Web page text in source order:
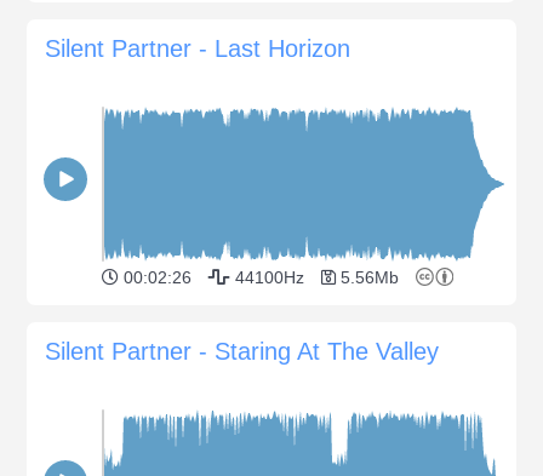
Silent Partner - Last Horizon
00:02:26 44100Hz 5.56Mb
Silent Partner - Staring At The Valley